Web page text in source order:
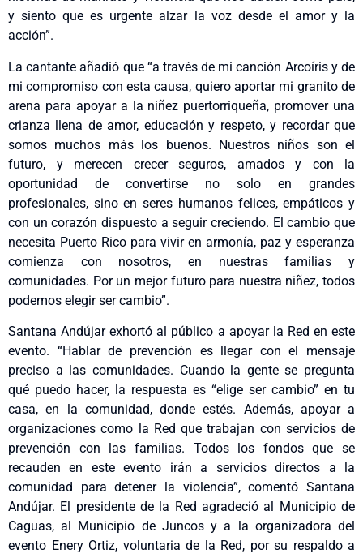
y siento que es urgente alzar la voz desde el amor y la
acción”.
La cantante añadió que “a través de mi canción Arcoíris y de
mi compromiso con esta causa, quiero aportar mi granito de
arena para apoyar a la niñez puertorriqueña, promover una
crianza llena de amor, educación y respeto, y recordar que
somos muchos más los buenos. Nuestros niños son el
futuro, y merecen crecer seguros, amados y con la
oportunidad de convertirse no solo en grandes
profesionales, sino en seres humanos felices, empáticos y
con un corazón dispuesto a seguir creciendo. El cambio que
necesita Puerto Rico para vivir en armonía, paz y esperanza
comienza con nosotros, en nuestras familias y
comunidades. Por un mejor futuro para nuestra niñez, todos
podemos elegir ser cambio”.
Santana Andújar exhortó al público a apoyar la Red en este
evento. “Hablar de prevención es llegar con el mensaje
preciso a las comunidades. Cuando la gente se pregunta
qué puedo hacer, la respuesta es “elige ser cambio” en tu
casa, en la comunidad, donde estés. Además, apoyar a
organizaciones como la Red que trabajan con servicios de
prevención con las familias. Todos los fondos que se
recauden en este evento irán a servicios directos a la
comunidad para detener la violencia”, comentó Santana
Andújar. El presidente de la Red agradeció al Municipio de
Caguas, al Municipio de Juncos y a la organizadora del
evento Enery Ortiz, voluntaria de la Red, por su respaldo a